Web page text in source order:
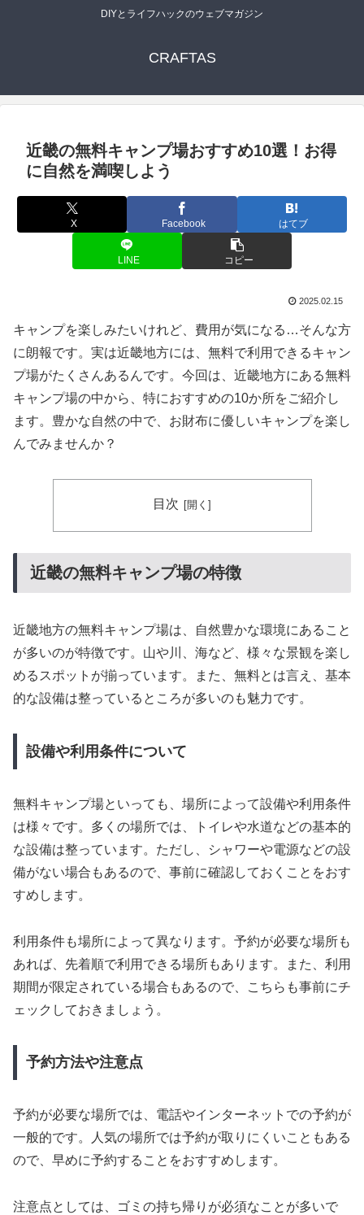
DIYとライフハックのウェブマガジン
CRAFTAS
近畿の無料キャンプ場おすすめ10選！お得
に自然を満喫しよう
X Facebook はてブ
LINE コピー
2025.02.15
キャンプを楽しみたいけれど、費用が気になる…そんな方
に朗報です。実は近畿地方には、無料で利用できるキャン
プ場がたくさんあるんです。今回は、近畿地方にある無料
キャンプ場の中から、特におすすめの10か所をご紹介し
ます。豊かな自然の中で、お財布に優しいキャンプを楽し
んでみませんか？
目次
近畿の無料キャンプ場の特徴
近畿地方の無料キャンプ場は、自然豊かな環境にあること
が多いのが特徴です。山や川、海など、様々な景観を楽し
めるスポットが揃っています。また、無料とは言え、基本
的な設備は整っているところが多いのも魅力です。
設備や利用条件について
無料キャンプ場といっても、場所によって設備や利用条件
は様々です。多くの場所では、トイレや水道などの基本的
な設備は整っています。ただし、シャワーや電源などの設
備がない場合もあるので、事前に確認しておくことをおす
すめします。
利用条件も場所によって異なります。予約が必要な場所も
あれば、先着順で利用できる場所もあります。また、利用
期間が限定されている場合もあるので、こちらも事前にチ
ェックしておきましょう。
予約方法や注意点
予約が必要な場所では、電話やインターネットでの予約が
一般的です。人気の場所では予約が取りにくいこともある
ので、早めに予約することをおすすめします。
注意点としては、ゴミの持ち帰りが必須なことが多いで